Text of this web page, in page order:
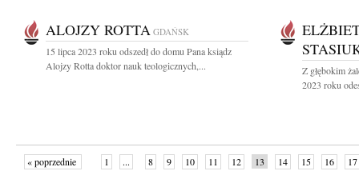
ALOJZY ROTTA GDAŃSK
15 lipca 2023 roku odszedł do domu Pana ksiądz
Alojzy Rotta doktor nauk teologicznych,...
Z głębokim
2023 roku
« poprzednie 1 ... 8 9 10 11 12 13 14 15 16 17